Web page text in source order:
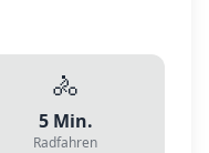
🚴
5Min.
Radfahren